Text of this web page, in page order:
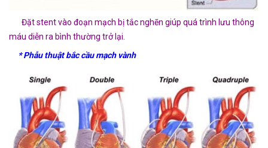
Đặt stent vào đoạn mạch bị tắc nghẽn giúp quá trình lưu thông
máu diễn ra bình thường trở lại.
* Phẫu thuật bắc cầu mạch vành